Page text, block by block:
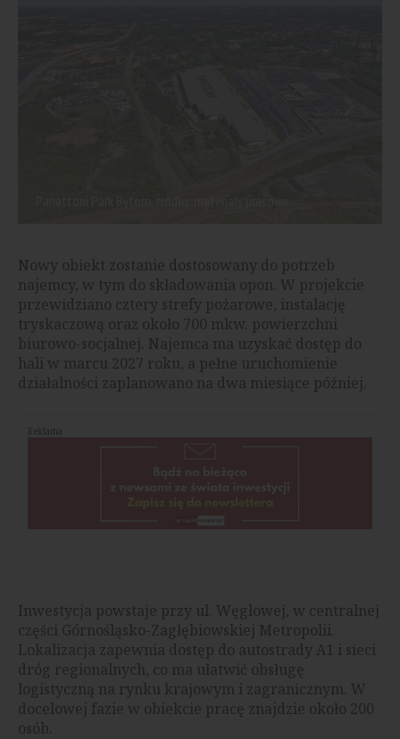
Nowy obiekt zostanie dostosowany do potrzeb
najemcy, w tym do składowania opon. W projekcie
przewidziano cztery strefy pożarowe, instalację
tryskaczową oraz około 700 mkw. powierzchni
biurowo-socjalnej. Najemca ma uzyskać dostęp do
hali w marcu 2027 roku, a pełne uruchomienie
działalności zaplanowano na dwa miesiące później.
Reklama
Inwestycja powstaje przy ul. Węglowej, w centralnej
części Górnośląsko-Zagłębiowskiej Metropolii.
Lokalizacja zapewnia dostęp do autostrady A1 i sieci
dróg regionalnych, co ma ułatwić obsługę
logistyczną na rynku krajowym i zagranicznym. W
docelowej fazie w obiekcie pracę znajdzie około 200
osób.